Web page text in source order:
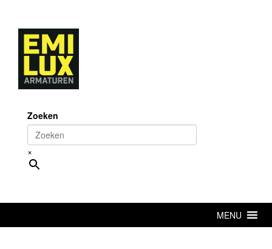
content
Zoeken
×
MENU